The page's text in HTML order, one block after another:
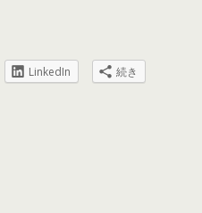
LinkedIn 続き